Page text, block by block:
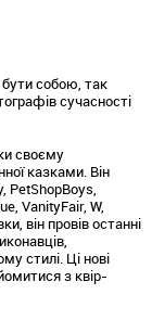
собою, так
сучасності
своєму
казками. Він
PetShopBoys,
, VanityFair, W,
він провів останні
стилі. Ці нові
з квір-